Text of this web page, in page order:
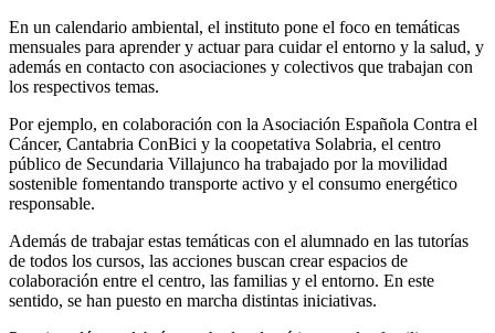
En un calendario ambiental, el instituto pone el foco en temáticas
mensuales para aprender y actuar para cuidar el entorno y la salud, y
además en contacto con asociaciones y colectivos que trabajan con
los respectivos temas.
Por ejemplo, en colaboración con la Asociación Española Contra el
Cáncer, Cantabria ConBici y la coopetativa Solabria, el centro
público de Secundaria Villajunco ha trabajado por la movilidad
sostenible fomentando transporte activo y el consumo energético
responsable.
Además de trabajar estas temáticas con el alumnado en las tutorías
de todos los cursos, las acciones buscan crear espacios de
colaboración entre el centro, las familias y el entorno. En este
sentido, se han puesto en marcha distintas iniciativas.